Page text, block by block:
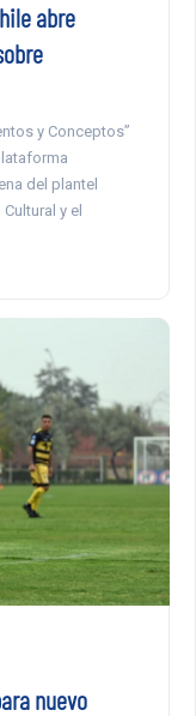
abre
y Conceptos”
del plantel
y el
nuevo